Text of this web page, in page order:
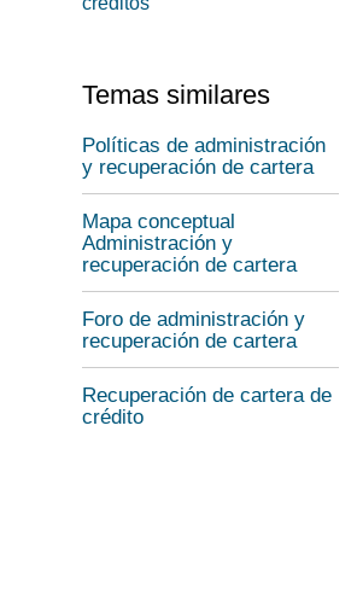
Temas similares
Políticas de administración
y recuperación de cartera
Mapa conceptual
Administración y
recuperación de cartera
Foro de administración y
recuperación de cartera
Recuperación de cartera de
crédito